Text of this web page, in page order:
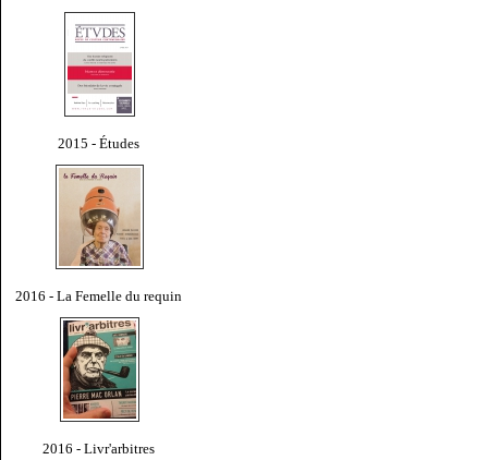
2015 - Études
2016 - La Femelle du requin
2016 - Livr'arbitres